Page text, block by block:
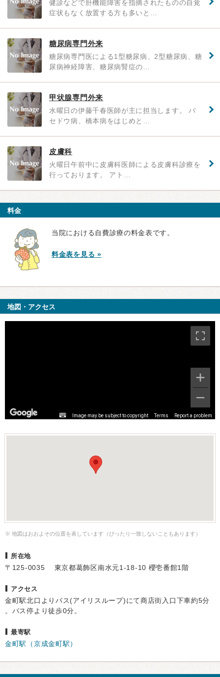
健診などで肝機能障害を指摘されたものの自覚
症状もなく放置する方も多いと…
糖尿病専門外来
糖尿病専門医による1型糖尿病、2型糖尿病、糖
尿病神経障害、糖尿病腎症の…
甲状腺専門外来
水曜日の伊藤千春医師が主に担当します。 バ
セドウ病、橋本病をはじめと…
皮膚科
火曜日午前中に皮膚科医師による皮膚科診療を
行っております。 アト…
料金
当院における自費診療の料金表です。
料金表を見る »
地図・アクセス
Image may be subject to copyright Terms Report a problem
※ 地図はおおよその位置を表しています（ぴったり一致しないこともあります）
所在地
〒125-0035 東京都葛飾区南水元1-18-10 櫻壱番館1階
アクセス
金町駅北口よりバス(アイリスループ)にて商店街入口下車約5分
。バス停より徒歩0分。
最寄駅
金町駅（京成金町駅）